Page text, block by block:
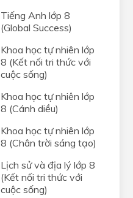
Tiếng Anh lớp 8
(Global Success)
Khoa học tự nhiên lớp
8 (Kết nối tri thức với
cuộc sống)
Khoa học tự nhiên lớp
8 (Cánh diều)
Khoa học tự nhiên lớp
8 (Chân trời sáng tạo)
Lịch sử và địa lý lớp 8
(Kết nối tri thức với
cuộc sống)